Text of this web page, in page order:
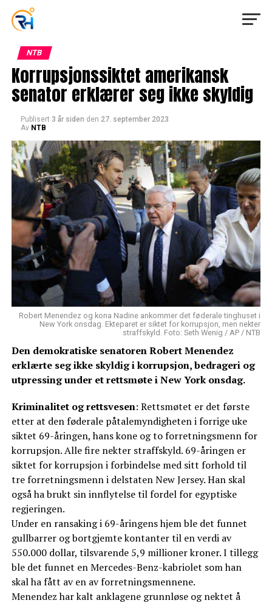
NTB
Korrupsjonssiktet amerikansk
senator erklærer seg ikke skyldig
Publisert 3 år siden den 27. september 2023
Av NTB
Robert Menendez og kona Nadine ankommer det føderale tinghuset i
New York onsdag. Ekteparet er siktet for korrupsjon, men nekter
straffskyld. Foto: Seth Wenig / AP / NTB
Den demokratiske senatoren Robert Menendez
erklærte seg ikke skyldig i korrupsjon, bedrageri og
utpressing under et rettsmøte i New York onsdag.
Kriminalitet og rettsvesen: Rettsmøtet er det første
etter at den føderale påtalemyndigheten i forrige uke
siktet 69-åringen, hans kone og to forretningsmenn for
korrupsjon. Alle fire nekter straffskyld. 69-åringen er
siktet for korrupsjon i forbindelse med sitt forhold til
tre forretningsmenn i delstaten New Jersey. Han skal
også ha brukt sin innflytelse til fordel for egyptiske
regjeringen.
Under en ransaking i 69-åringens hjem ble det funnet
gullbarrer og bortgjemte kontanter til en verdi av
550.000 dollar, tilsvarende 5,9 millioner kroner. I tillegg
ble det funnet en Mercedes-Benz-kabriolet som han
skal ha fått av en av forretningsmennene.
Menendez har kalt anklagene grunnløse og nektet å